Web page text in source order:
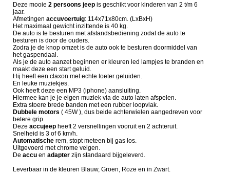
Deze mooie 2 persoons jeep is geschikt voor kinderen van 2 t/m 6
jaar.
Afmetingen accuvoertuig: 114x71x80cm. (LxBxH)
Het maximaal gewicht inzittende is 40 kg.
De auto is te besturen met afstandsbediening zodat de auto te
besturen is door de ouders.
Zodra je de knop omzet is de auto ook te besturen doormiddel van
het gaspendaal.
Als je de auto aanzet beginnen er kleuren led lampjes te branden en
maakt deze een start geluid.
Hij heeft een claxon met echte toeter geluiden.
En leuke muziekjes.
Ook heeft deze een MP3 (iphone) aansluiting.
Hiermee kan je je eigen muziek via de auto laten afspelen.
Extra stoere brede banden met een rubber loopvlak.
Dubbele motors ( 45W ), dus beide achterwielen aangedreven voor
betere grip.
Deze accujeep heeft 2 versnellingen vooruit en 2 achteruit.
Snelheid is 3 of 6 km/h.
Automatische rem, stopt meteen bij gas los.
Uitgevoerd met chrome velgen.
De accu en adapter zijn standaard bijgeleverd.
Leverbaar in de kleuren Blauw, Groen, Roze en in Zwart.